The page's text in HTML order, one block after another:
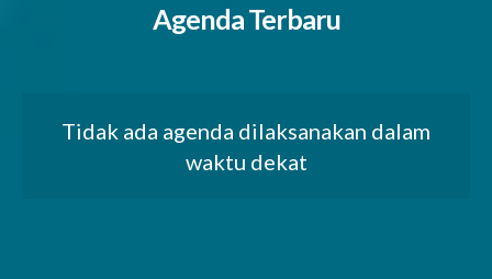
Agenda Terbaru
Tidak ada agenda dilaksanakan dalam
waktu dekat